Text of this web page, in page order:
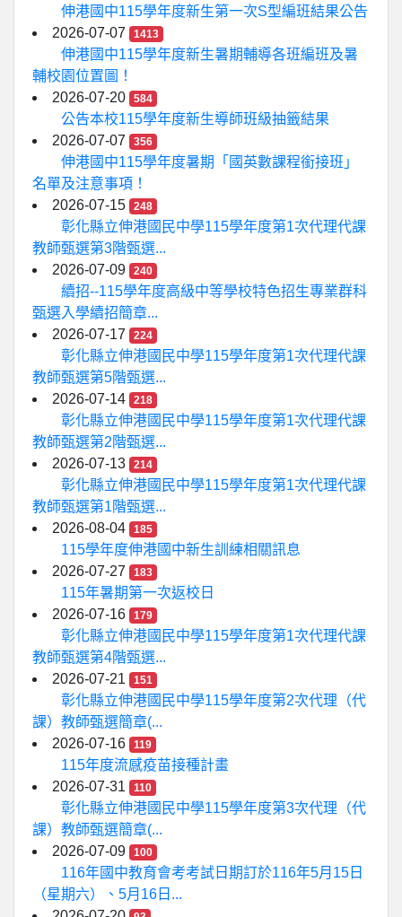
伸港國中115學年度新生第一次S型編班結果公告
2026-07-07
1413
伸港國中115學年度新生暑期輔導各班編班及暑
輔校園位置圖！
2026-07-20
584
公告本校115學年度新生導師班級抽籤結果
2026-07-07
356
伸港國中115學年度暑期「國英數課程銜接班」
名單及注意事項！
2026-07-15
248
彰化縣立伸港國民中學115學年度第1次代理代課
教師甄選第3階甄選...
2026-07-09
240
續招--115學年度高級中等學校特色招生專業群科
甄選入學續招簡章...
2026-07-17
224
彰化縣立伸港國民中學115學年度第1次代理代課
教師甄選第5階甄選...
2026-07-14
218
彰化縣立伸港國民中學115學年度第1次代理代課
教師甄選第2階甄選...
2026-07-13
214
彰化縣立伸港國民中學115學年度第1次代理代課
教師甄選第1階甄選...
2026-08-04
185
115學年度伸港國中新生訓練相關訊息
2026-07-27
183
115年暑期第一次返校日
2026-07-16
179
彰化縣立伸港國民中學115學年度第1次代理代課
教師甄選第4階甄選...
2026-07-21
151
彰化縣立伸港國民中學115學年度第2次代理（代
課）教師甄選簡章(...
2026-07-16
119
115年度流感疫苗接種計畫
2026-07-31
110
彰化縣立伸港國民中學115學年度第3次代理（代
課）教師甄選簡章(...
2026-07-09
100
116年國中教育會考考試日期訂於116年5月15日
（星期六）、5月16日...